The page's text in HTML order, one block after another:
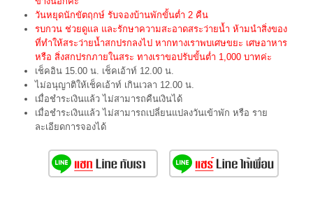
วันหยุดนักขัตฤกษ์ รับจองบ้านพักขั้นต่ำ 2 คืน
รบกวน ช่วยดูแล และรักษาความสะอาดสระว่ายน้ำ ห้ามนำสิ่งของ
ที่ทำให้สระว่ายน้ำสกปรกลงไป หากทางเราพบเศษขยะ เศษอาหาร
หรือ สิ่งสกปรกภายในสระ ทางเราขอปรับขั้นต่ำ 1,000 บาทค่ะ
เช็คอิน 15.00 น. เช็คเอ้าท์ 12.00 น.
ไม่อนุญาติให้เช็คเอ้าท์ เกินเวลา 12.00 น.
เมื่อชำระเงินแล้ว ไม่สามารถคืนเงินได้
เมื่อชำระเงินแล้ว ไม่สามารถเปลี่ยนแปลงวันเข้าพัก หรือ ราย
ละเอียดการจองได้